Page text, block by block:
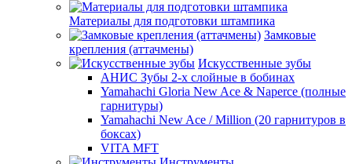
Материалы для подготовки штампика
Замковые
крепления (аттачмены)
Искусственные зубы
АНИС Зубы 2-х слойные в бобинах
Yamahachi Gloria New Ace & Naperce (полные
гарнитуры)
Yamahachi New Ace / Million (20 гарнитуров в
боксах)
VITA MFT